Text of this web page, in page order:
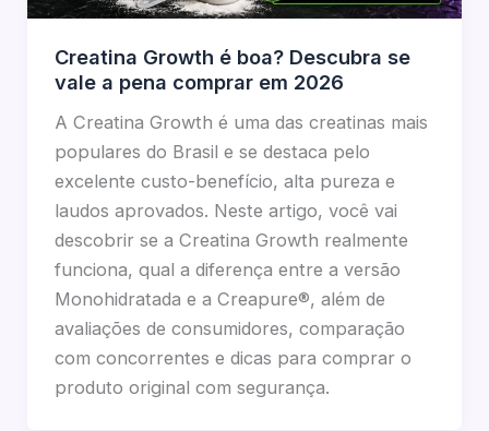
Creatina Growth é boa? Descubra se
vale a pena comprar em 2026
A Creatina Growth é uma das creatinas mais
populares do Brasil e se destaca pelo
excelente custo-benefício, alta pureza e
laudos aprovados. Neste artigo, você vai
descobrir se a Creatina Growth realmente
funciona, qual a diferença entre a versão
Monohidratada e a Creapure®, além de
avaliações de consumidores, comparação
com concorrentes e dicas para comprar o
produto original com segurança.